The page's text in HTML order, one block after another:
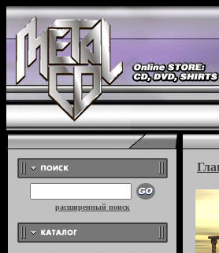
расширенный поиск